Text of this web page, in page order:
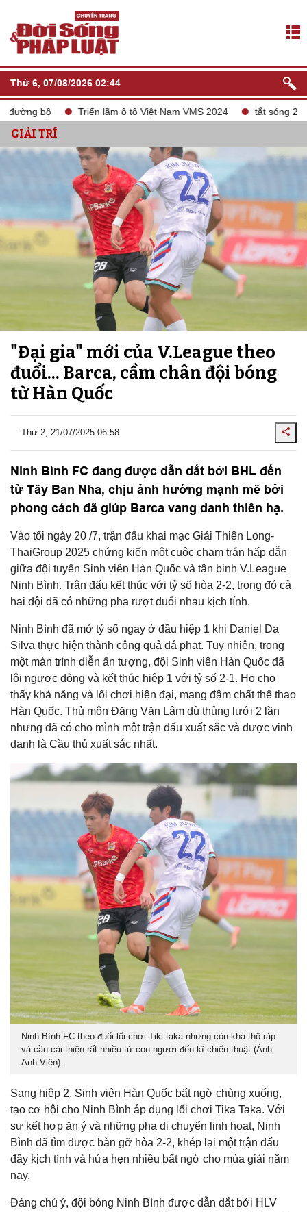
Thứ 6, 07/08/2026 02:44
bộ Triển lãm ô tô Việt Nam VMS 2024 tắt sóng 2G
GIẢI TRÍ
"Đại gia" mới của V.League theo
đuổi... Barca, cầm chân đội bóng
từ Hàn Quốc
Thứ 2, 21/07/2025 06:58
Ninh Bình FC đang được dẫn dắt bởi BHL đến
từ Tây Ban Nha, chịu ảnh hưởng mạnh mẽ bởi
phong cách đã giúp Barca vang danh thiên hạ.
Vào tối ngày 20 /7, trận đấu khai mạc Giải Thiên Long-
ThaiGroup 2025 chứng kiến một cuộc chạm trán hấp dẫn
giữa đội tuyển Sinh viên Hàn Quốc và tân binh V.League
Ninh Bình. Trận đấu kết thúc với tỷ số hòa 2-2, trong đó cả
hai đội đã có những pha rượt đuổi nhau kịch tính.
Ninh Bình đã mở tỷ số ngay ở đầu hiệp 1 khi Daniel Da
Silva thực hiện thành công quả đá phạt. Tuy nhiên, trong
một màn trình diễn ấn tượng, đội Sinh viên Hàn Quốc đã
lội ngược dòng và kết thúc hiệp 1 với tỷ số 2-1. Họ cho
thấy khả năng và lối chơi hiện đại, mang đậm chất thể thao
Hàn Quốc. Thủ môn Đặng Văn Lâm dù thủng lưới 2 lần
nhưng đã có cho mình một trận đấu xuất sắc và được vinh
danh là Cầu thủ xuất sắc nhất.
Ninh Bình FC theo đuổi lối chơi Tiki-taka nhưng còn khá thô ráp
và cần cải thiện rất nhiều từ con người đến kĩ chiến thuật (Ảnh:
Anh Viên).
Sang hiệp 2, Sinh viên Hàn Quốc bất ngờ chùng xuống,
tạo cơ hội cho Ninh Bình áp dụng lối chơi Tika Taka. Với
sự kết hợp ăn ý và những pha di chuyển linh hoạt, Ninh
Bình đã tìm được bàn gỡ hòa 2-2, khép lại một trận đấu
đầy kịch tính và hứa hẹn nhiều bất ngờ cho mùa giải năm
nay.
Đáng chú ý, đội bóng Ninh Bình được dẫn dắt bởi HLV